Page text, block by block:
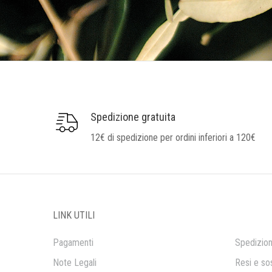
Spedizione gratuita
12€ di spedizione per ordini inferiori a 120€
LINK UTILI
Pagamenti
Note Legali
Resi e